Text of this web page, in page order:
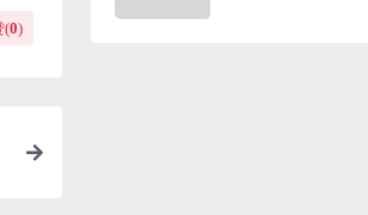
(0)